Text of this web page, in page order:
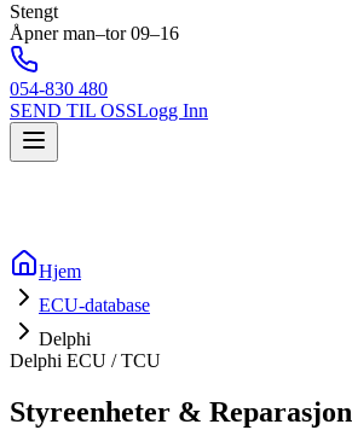
Stengt
Åpner man–tor 09–16
054-830 480
SEND TIL OSSLogg Inn
Hjem
ECU-database
Delphi
Delphi ECU / TCU
Styreenheter & Reparasjon